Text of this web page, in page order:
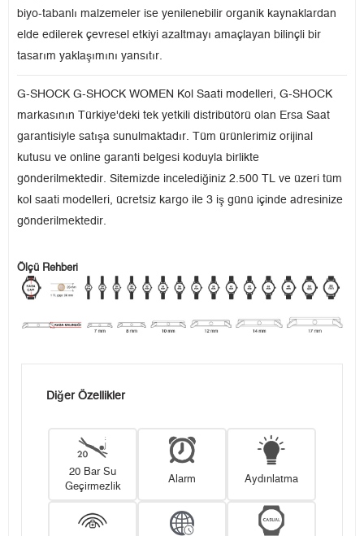
biyo-tabanlı malzemeler ise yenilenebilir organik kaynaklardan
elde edilerek çevresel etkiyi azaltmayı amaçlayan bilinçli bir
tasarım yaklaşımını yansıtır.
G-SHOCK G-SHOCK WOMEN Kol Saati modelleri, G-SHOCK
markasının Türkiye'deki tek yetkili distribütörü olan Ersa Saat
garantisiyle satışa sunulmaktadır. Tüm ürünlerimiz orijinal
kutusu ve online garanti belgesi koduyla birlikte
gönderilmektedir. Sitemizde incelediğiniz 2.500 TL ve üzeri tüm
kol saati modelleri, ücretsiz kargo ile 3 iş günü içinde adresinize
gönderilmektedir.
Ölçü Rehberi
Diğer Özellikler
20 Bar Su
Geçirmezlik
Alarm Aydınlatma